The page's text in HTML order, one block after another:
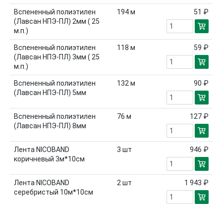
Вспененный полиэтилен
(Лавсан НПЭ-ПЛ) 2мм ( 25
м.п.)
194м 51 ₽
Вспененный полиэтилен
(Лавсан НПЭ-ПЛ) 3мм ( 25
м.п.)
118 м 59 ₽
Вспененный полиэтилен
(Лавсан НПЭ-ПЛ) 5мм
132м 90 ₽
Вспененный полиэтилен
(Лавсан НПЭ-ПЛ) 8мм
76 м 127 ₽
Лента NICOBAND
коричневый 3м*10см
3 шт 946 ₽
Лента NICOBAND
серебристый 10м*10см
2шт 1 943 ₽